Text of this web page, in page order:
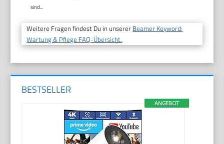
sind...
Weitere Fragen findest Du in unserer Beamer Keyword:
Wartung & Pflege FAQ-Übersicht.
BESTSELLER
ANGEBOT